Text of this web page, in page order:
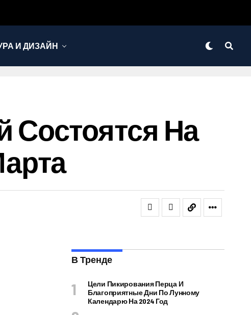
И ДИЗАЙН
На
В Тренде
Цели Пикирования Перца И
Благоприятные Дни По Лунному
Календарю На 2024 Год